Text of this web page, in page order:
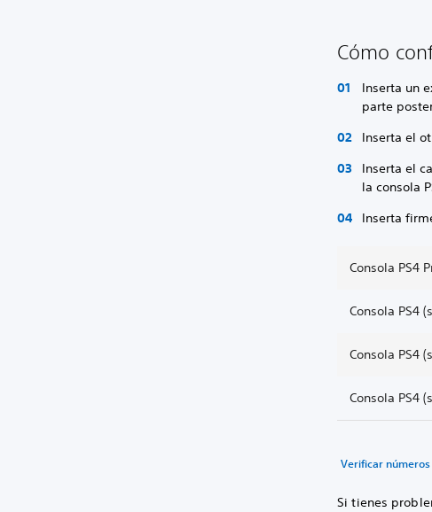
Cómo
Inserta un
parte
Inserta el
Inserta el
la consola
Inserta
Consola PS4
Consola PS4
Consola PS4
Consola PS4
Verificar
Si tienes